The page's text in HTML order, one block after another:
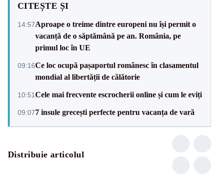
CITEȘTE ȘI
14:57Aproape o treime dintre europeni nu își permit o
vacanță de o săptămână pe an. România, pe
primul loc în UE
09:16Ce loc ocupă pașaportul românesc în clasamentul
mondial al libertății de călătorie
10:51Cele mai frecvente escrocherii online și cum le eviți
09:077 insule grecești perfecte pentru vacanța de vară
Distribuie articolul